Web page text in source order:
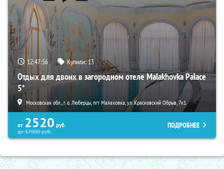
12:47:54 Купили:13
Отдых для двоих в загородном отеле Malakhovka Palace
5*
Московская обл., г. о. Люберцы, пгт Малаховка, ул. Красковский Обрыв, 7к1
от 2520 руб.
до57000руб.
ПОДРОБНЕЕ